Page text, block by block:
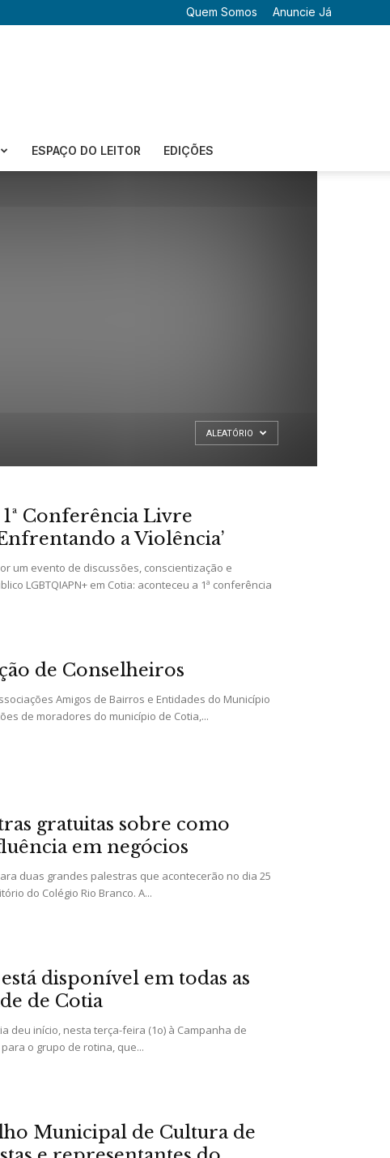
Quem Somos Anuncie Já
ESPAÇO DO LEITOR EDIÇÕES
ALEATÓRIO
Conferência Livre
a Violência’
um evento de discussões, conscientização e
LGBTQIAPN+ em Cotia: aconteceu a 1ª conferência
de Conselheiros
Amigos de Bairros e Entidades do Município
de moradores do município de Cotia,...
gratuitas sobre como
em negócios
duas grandes palestras que acontecerão no dia 25
do Colégio Rio Branco. A...
disponível em todas as
de Cotia
deu início, nesta terça-feira (1o) à Campanha de
o grupo de rotina, que...
Municipal de Cultura de